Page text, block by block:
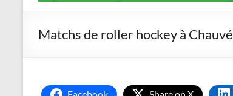
Matchs de roller hockey à Chauvé